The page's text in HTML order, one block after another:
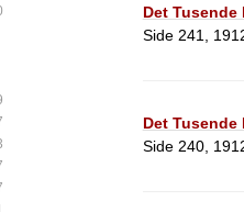
Det
Side 241,
Det
Side 240,